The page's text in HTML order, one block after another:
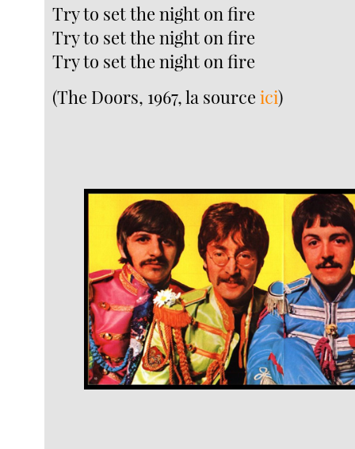
Try to set the night on fire
Try to set the night on fire
Try to set the night on fire
(The Doors, 1967, la sourceici)